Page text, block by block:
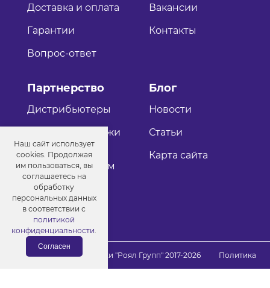
Доставка и оплата
Гарантии
Вопрос-ответ
Вакансии
Контакты
Партнерство
Дистрибьютеры
Оптовые продажи
Как стать
дистрибьютером
Блог
Новости
Статьи
Карта сайта
© Порошковые краски "Роял Групп" 2017-2026
Политика
конфиденциальности
Наш сайт использует
cookies. Продолжая
им пользоваться, вы
соглашаетесь на
обработку
персональных данных
в соответствии с
политикой
конфиденциальности.
Согласен